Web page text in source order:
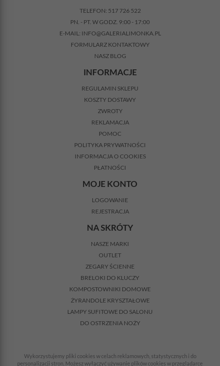
TELEFON: 517 726 522
PN. - PT. W GODZ. 9:00 - 17:00
E-MAIL: INFO@GALERIALIMONKA.PL
FORMULARZ KONTAKTOWY
NASZ BLOG
INFORMACJE
REGULAMIN SKLEPU
KOSZTY DOSTAWY
ZWROTY
REKLAMACJA
POMOC
POLITYKA PRYWATNOŚCI
INFORMACJA O COOKIES
PŁATNOŚCI
MOJE KONTO
LOGOWANIE
REJESTRACJA
NA SKRÓTY
NASZE MARKI
OUTLET
ZEGARY ŚCIENNE
BRELOKI DO KLUCZY
KOMPOSTOWNIKI DOMOWE
ŻYRANDOLE KRYSZTAŁOWE
LAMPY SUFITOWE DO SALONU
DO OSTRZENIA NOŻY
Wykorzystujemy pliki cookies w celach reklamowych, statystycznych i do
personalizacji stron. Możesz wyłączyć używanie plików cookies w przeglądarce